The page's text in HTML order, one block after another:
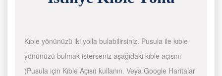
Kıble yönünüzü iki yolla bulabilirsiniz. Pusula ile kıble
yönünüzü bulmak isterseniz aşağıdaki kıble açısını
(Pusula için Kıble Açısı) kullanın. Veya Google Haritalar